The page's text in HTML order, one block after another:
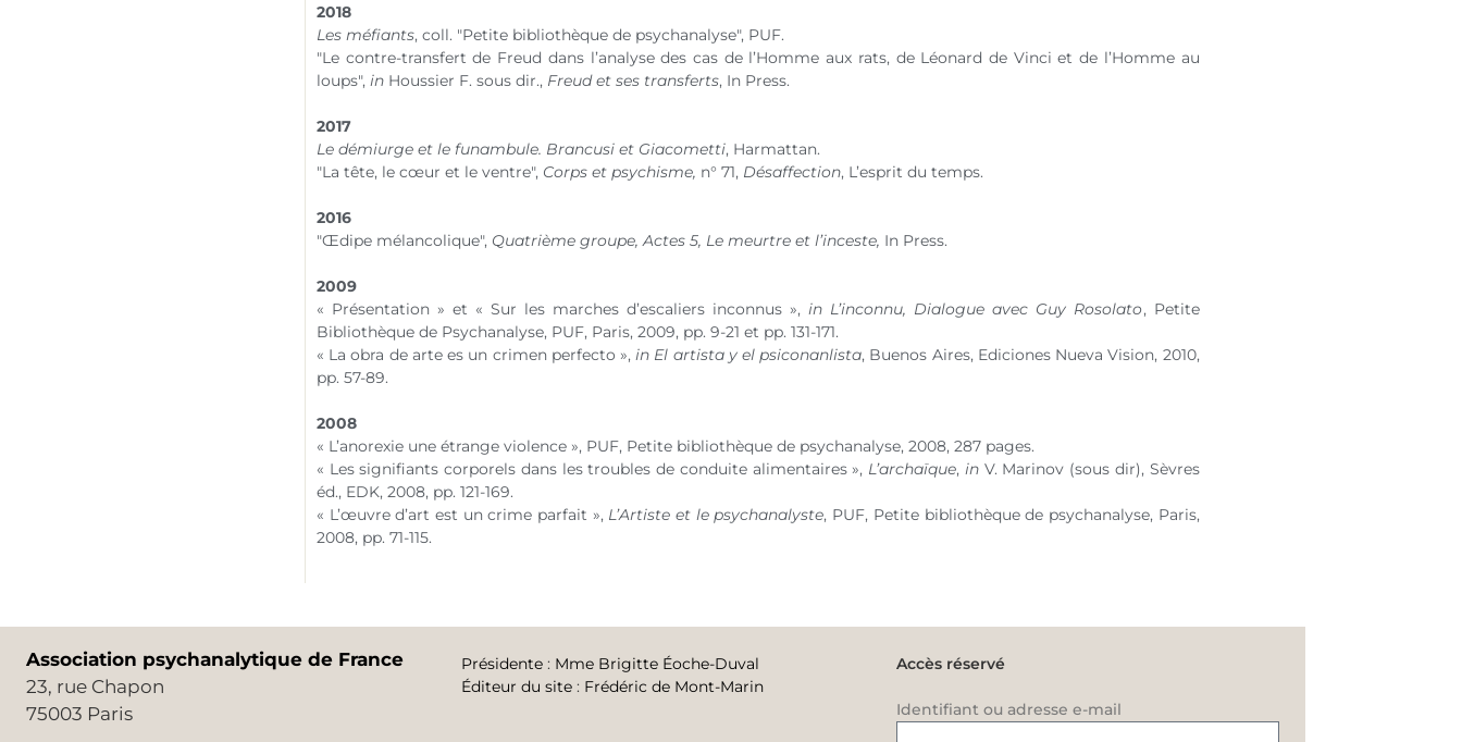
2018
Les méfiants, coll. "Petite bibliothèque de psychanalyse", PUF.
"Le contre-transfert de Freud dans l’analyse des cas de l’Homme aux rats, de Léonard de Vinci et de l’Homme au
loups", in Houssier F. sous dir., Freud et ses transferts, In Press.
2017
Le démiurge et le funambule. Brancusi et Giacometti, Harmattan.
"La tête, le cœur et le ventre", Corps et psychisme, n° 71, Désaffection, L’esprit du temps.
2016
"Œdipe mélancolique", Quatrième groupe, Actes 5, Le meurtre et l’inceste, In Press.
2009
« Présentation » et « Sur les marches d’escaliers inconnus », in L’inconnu, Dialogue avec Guy Rosolato, Petite
Bibliothèque de Psychanalyse, PUF, Paris, 2009, pp. 9-21 et pp. 131-171.
« La obra de arte es un crimen perfecto », in El artista y el psiconanlista, Buenos Aires, Ediciones Nueva Vision, 2010,
pp. 57-89.
2008
« L’anorexie une étrange violence », PUF, Petite bibliothèque de psychanalyse, 2008, 287 pages.
« Les signifiants corporels dans les troubles de conduite alimentaires », L’archaïque, inV. Marinov (sous dir), Sèvres
éd., EDK, 2008, pp. 121-169.
« L’œuvre d’art est un crime parfait », L’Artiste et le psychanalyste, PUF, Petite bibliothèque de psychanalyse, Paris,
2008, pp. 71-115.
Association psychanalytique de France
23, rue Chapon
75003 Paris
Présidente: Mme Brigitte Éoche-Duval
Éditeur du site: Frédéric de Mont-Marin
Accès réservé
Identifiant ou adresse e-mail